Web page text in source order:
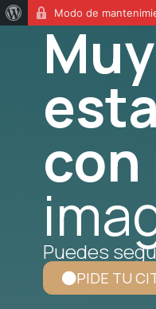
Modo de
con
Puedes
PIDE TU